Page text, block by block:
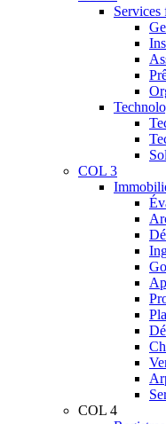
Services
COL 3
COL 4